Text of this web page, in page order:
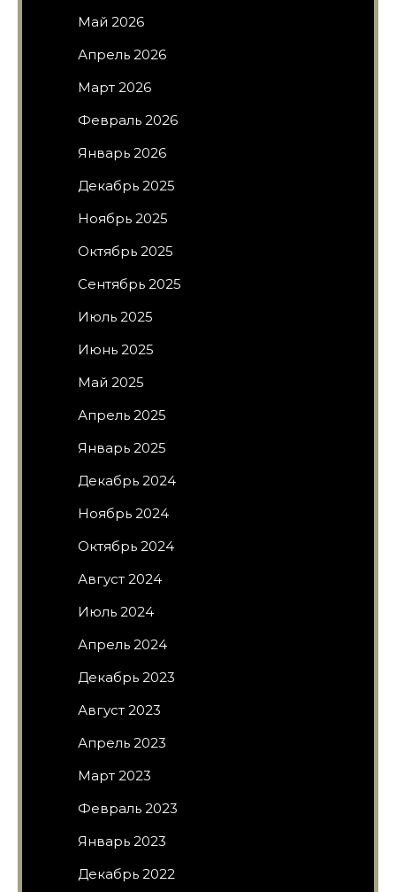
Май 2026
Апрель 2026
Март 2026
Февраль 2026
Январь 2026
Декабрь 2025
Ноябрь 2025
Октябрь 2025
Сентябрь 2025
Июль 2025
Июнь 2025
Май 2025
Апрель 2025
Январь 2025
Декабрь 2024
Ноябрь 2024
Октябрь 2024
Август 2024
Июль 2024
Апрель 2024
Декабрь 2023
Август 2023
Апрель 2023
Март 2023
Февраль 2023
Январь 2023
Декабрь 2022